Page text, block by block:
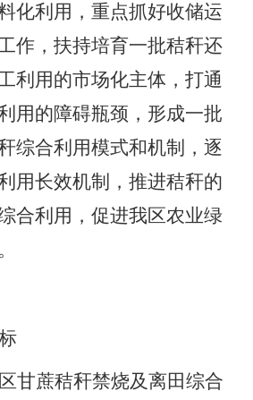
化利用，重点抓好收储运
作，扶持培育一批秸秆还
利用的市场化主体，打通
用的障碍瓶颈，形成一批
综合利用模式和机制，逐
用长效机制，推进秸秆的
合利用，促进我区农业绿
甘蔗秸秆禁烧及离田综合